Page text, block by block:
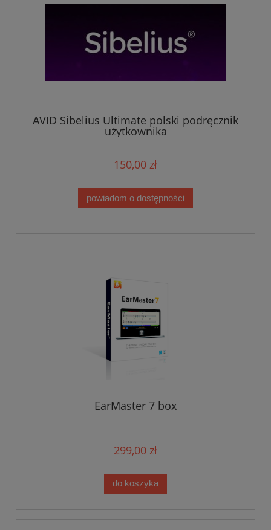
AVID Sibelius Ultimate polski podręcznik
użytkownika
150,00 zł
powiadom o dostępności
EarMaster 7 box
299,00 zł
do koszyka